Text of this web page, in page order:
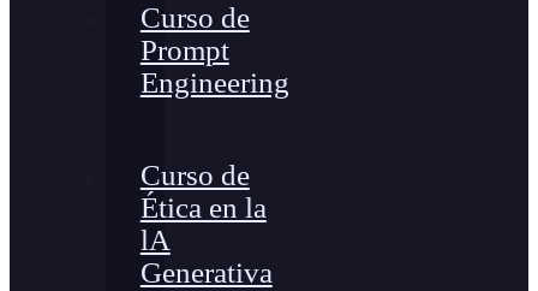
Curso de
Prompt
Engineering
Curso de
Ética en la
lA
Generativa